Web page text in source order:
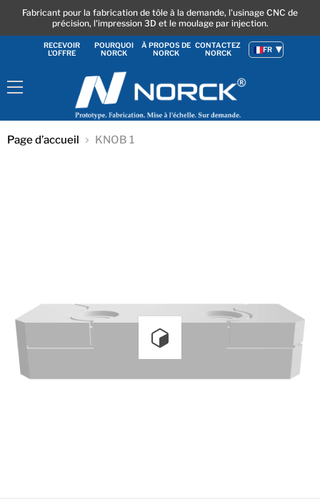
Fabricant pour la fabrication de tôle à la demande, l'usinage CNC de
précision, l'impression 3D et le moulage par injection.
RECEVOIR
L'OFFRE
POURQUOI
NORCK
À PROPOS DE
NORCK
CONTACTEZ
NORCK
FR
Page d’accueil KNOB 1